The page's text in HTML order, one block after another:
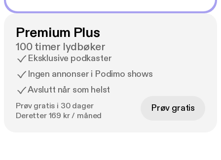
Premium Plus
100 timer lydbøker
Eksklusive podkaster
Ingen annonser i Podimo shows
Avslutt når som helst
Prøv gratis i 30 dager
Deretter 169 kr / måned
Prøv gratis